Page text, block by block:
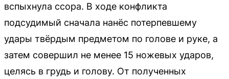
вспыхнула ссора. В ходе конфликта
подсудимый сначала нанёс потерпевшему
удары твёрдым предметом по голове и руке, а
затем совершил не менее 15 ножевых ударов,
целясь в грудь и голову. От полученных